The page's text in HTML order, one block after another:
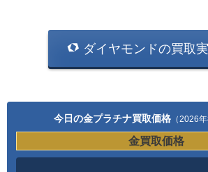
ダイヤモンドの買取
今日の金プラチナ買取価格 （2026
金買取価格